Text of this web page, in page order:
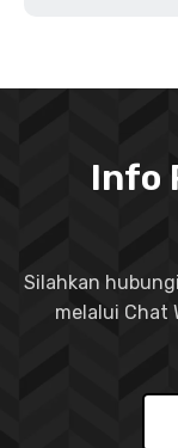
Info
Silahkan
melalui Chat